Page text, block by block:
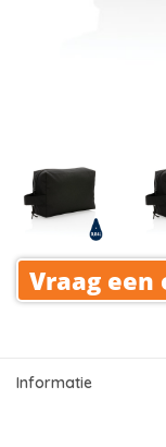
Vraag
Informatie